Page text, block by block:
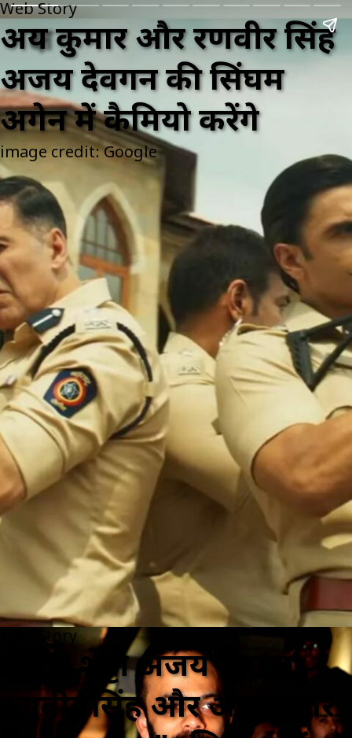
Web Story
अक्षय कुमार और रणवीर सिंह
अजय देवगन की सिंघम
अगेन में कैमियो करेंगे
image credit: Google